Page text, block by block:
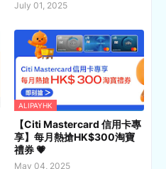
July 01, 2025
ALIPAYHK
【Citi Mastercard 信用卡專
享】每月熱搶HK$300淘寶
禮券 💗
May 04, 2025